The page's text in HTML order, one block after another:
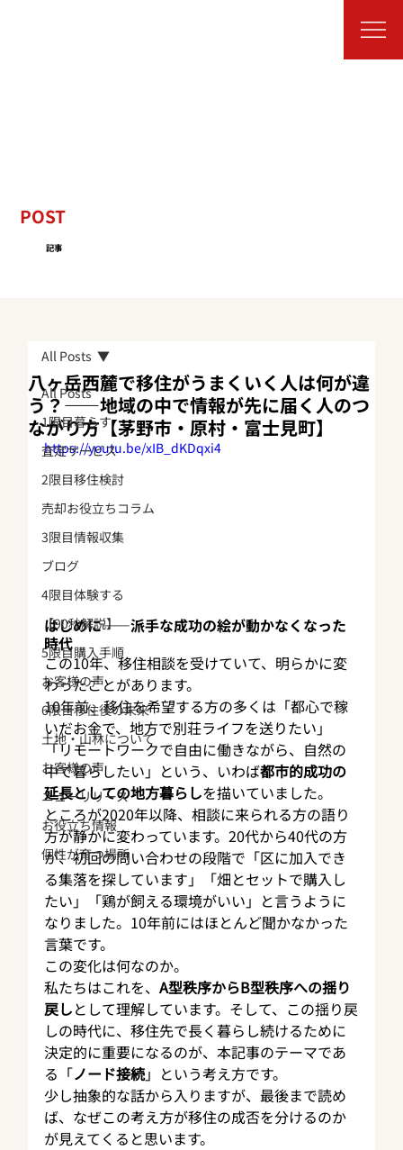
POST
記事
All Posts
1限目暮らす
査定サービス
2限目移住検討
売却お役立ちコラム
3限目情報収集
ブログ
4限目体験する
【90秒解説】
5限目購入手順
お客様の声
6限目移住後の未来
土地・山林について
お客様の声
ニューリリース
お役立ち情報
個性が育つ場所
All Posts
八ヶ岳西麓で移住がうまくいく人は何が違
う？——地域の中で情報が先に届く人のつ
ながり方【茅野市・原村・富士見町】
https://youtu.be/xIB_dKDqxi4
はじめに——派手な成功の絵が動かなくなった
時代
この10年、移住相談を受けていて、明らかに変
わったことがあります。
10年前、移住を希望する方の多くは「都心で稼
いだお金で、地方で別荘ライフを送りたい」
「リモートワークで自由に働きながら、自然の
中で暮らしたい」という、いわば都市的成功の
延長としての地方暮らしを描いていました。
ところが2020年以降、相談に来られる方の語り
方が静かに変わっています。20代から40代の方
が、初回の問い合わせの段階で「区に加入でき
る集落を探しています」「畑とセットで購入し
たい」「鶏が飼える環境がいい」と言うように
なりました。10年前にはほとんど聞かなかった
言葉です。
この変化は何なのか。
私たちはこれを、 A型秩序からB型秩序への揺り
戻しとして理解しています。そして、この揺り戻
しの時代に、移住先で長く暮らし続けるために
決定的に重要になるのが、本記事のテーマであ
る「ノード接続」という考え方です。
少し抽象的な話から入りますが、最後まで読め
ば、なぜこの考え方が移住の成否を分けるのか
が見えてくると思います。